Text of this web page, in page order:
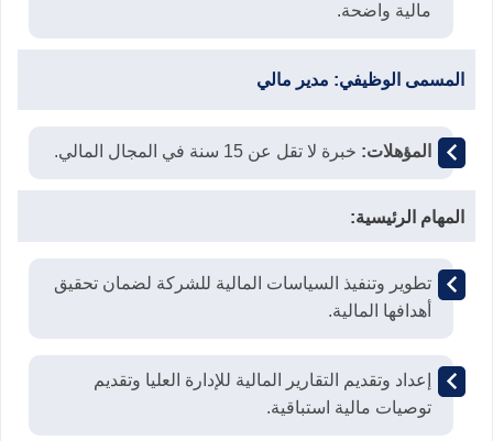
مالية واضحة.
المسمى الوظيفي: مدير مالي
المؤهلات: خبرة لا تقل عن 15 سنة في المجال المالي.
المهام الرئيسية:
تطوير وتنفيذ السياسات المالية للشركة لضمان تحقيق
أهدافها المالية.
إعداد وتقديم التقارير المالية للإدارة العليا وتقديم
توصيات مالية استباقية.